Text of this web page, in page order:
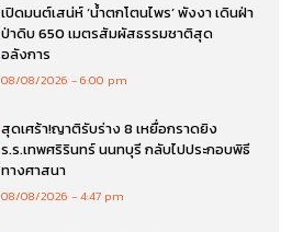
เปิดมนต์เสน่ห์ ‘น้ำตกโตนไพร’ พังงา เดินฝ่า
ป่าดิบ 650 เมตรสัมผัสธรรมชาติสุด
อลังการ
08/08/2026 6:00 pm
สุดเศร้า!ญาติรับร่าง 8 เหยื่อกราดยิง
ร.ร.เทพศริรินทร์ นนทบุรี กลับไปประกอบพิธี
ทางศาสนา
08/08/2026 4:47 pm